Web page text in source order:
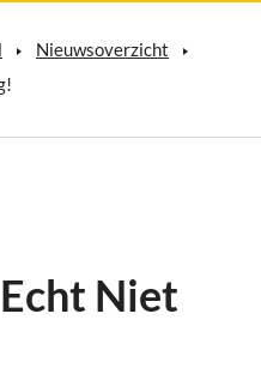
Nieuwsoverzicht
Niet